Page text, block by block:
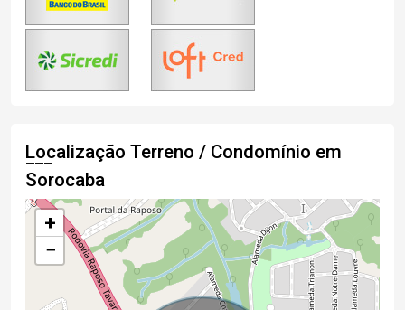
Localização Terreno / Condomínio em
Sorocaba
+
−